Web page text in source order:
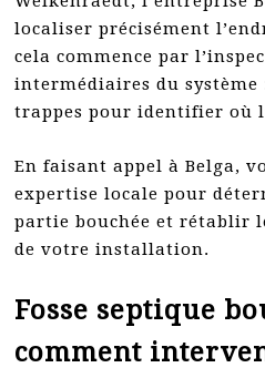
localiser précisément
cela commence par
intermédiaires du système
trappes pour identifier où
En faisant appel à Belga,
expertise locale pour
partie bouchée et rétablir
de votre installation.
Fosse septique
comment